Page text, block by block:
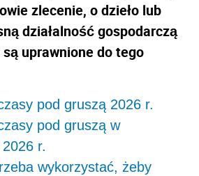
zlecenie, o dzieło lub
działalność gospodarczą
uprawnione do tego
pod gruszą 2026 r.
pod gruszą w
r.
wykorzystać, żeby